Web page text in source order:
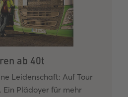
ab 40t
Leidenschaft: Auf Tour
Ein Plädoyer für mehr